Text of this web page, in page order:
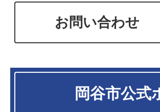
お問い合わせ
岡谷市公式